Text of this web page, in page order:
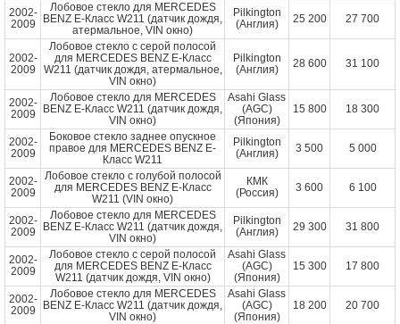
2002-
2009
Лобовое стекло для MERCEDES
BENZ E-Класс W211 (датчик дождя,
атермальное, VIN окно)
Pilkington
(Англия)
25 200 27 700
2002-
2009
Лобовое стекло с серой полосой
для MERCEDES BENZ E-Класс
W211 (датчик дождя, атермальное,
VIN окно)
Pilkington
(Англия)
28 600 31 100
2002-
2009
Лобовое стекло для MERCEDES
BENZ E-Класс W211 (датчик дождя,
VIN окно)
Asahi Glass
(AGC)
(Япония)
15 800 18 300
2002-
2009
Боковое стекло заднее опускное
правое для MERCEDES BENZ E-
Класс W211
Pilkington
(Англия)
3 500 5 000
2002-
2009
Лобовое стекло с голубой полосой
для MERCEDES BENZ E-Класс
W211 (VIN окно)
КМК
(Россия)
3 600 6 100
2002-
2009
Лобовое стекло для MERCEDES
BENZ E-Класс W211 (датчик дождя,
VIN окно)
Pilkington
(Англия)
29 300 31 800
2002-
2009
Лобовое стекло с серой полосой
для MERCEDES BENZ E-Класс
W211 (датчик дождя, VIN окно)
Asahi Glass
(AGC)
(Япония)
15 300 17 800
2002-
2009
Лобовое стекло для MERCEDES
BENZ E-Класс W211 (датчик дождя,
VIN окно)
Asahi Glass
(AGC)
(Япония)
18 200 20 700